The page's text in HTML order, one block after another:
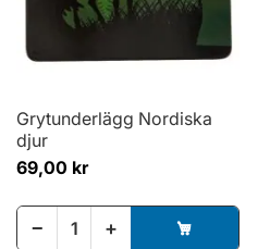
Grytunderlägg Nordiska
djur
69,00 kr
− +